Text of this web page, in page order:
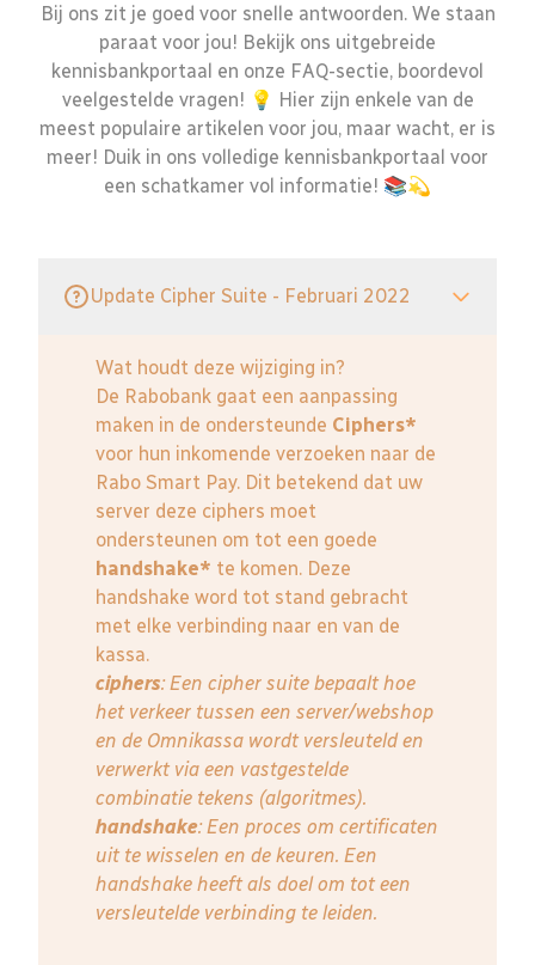
Bij ons zit je goed voor snelle antwoorden. We staan
paraat voor jou! Bekijk ons uitgebreide
kennisbankportaal en onze FAQ-sectie, boordevol
veelgestelde vragen! 💡 Hier zijn enkele van de
meest populaire artikelen voor jou, maar wacht, er is
meer! Duik in ons volledige kennisbankportaal voor
een schatkamer vol informatie! 📚💫
Update Cipher Suite - Februari 2022
Wat houdt deze wijziging in?
De Rabobank gaat een aanpassing
maken in de ondersteunde Ciphers*
voor hun inkomende verzoeken naar de
Rabo Smart Pay. Dit betekend dat uw
server deze ciphers moet
ondersteunen om tot een goede
handshake* te komen. Deze
handshake word tot stand gebracht
met elke verbinding naar en van de
kassa.
ciphers: Een cipher suite bepaalt hoe
het verkeer tussen een server/webshop
en de Omnikassa wordt versleuteld en
verwerkt via een vastgestelde
combinatie tekens (algoritmes).
handshake: Een proces om certificaten
uit te wisselen en de keuren. Een
handshake heeft als doel om tot een
versleutelde verbinding te leiden.